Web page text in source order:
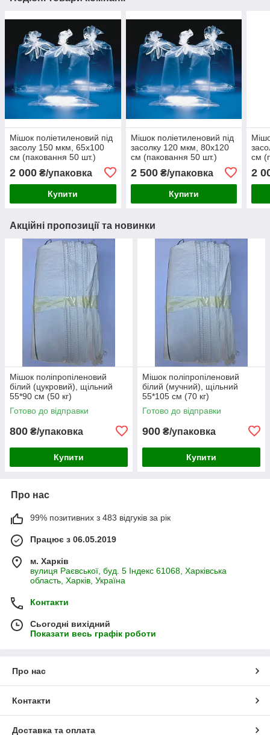
Мішок поліетиленовий під
засолу 150 мкм, 65х100
см (паковання 50 шт.)
2 000 ₴/упаковка
Купити
Мішок поліетиленовий під
засолку 120 мкм, 80х120
см (паковання 50 шт.)
2 500₴/упаковка
Купити
см
2
Акційні пропозиції та новинки
Мішок поліпропіленовий
білий (цукровий), щільний
55*90 см (50 кг)
Готово до відправки
800 ₴/упаковка
Купити
Мішок поліпропіленовий
білий (мучний), щільний
55*105 см (70 кг)
Готово до відправки
900 ₴/упаковка
Купити
Про нас
99% позитивних з 483 відгуків за рік
Працює з 06.05.2019
м. Харків
вулиця Раєвської, буд. 5 Індекс 61068, Харківська
область, Харків, Україна
Контакти
Сьогодні вихідний
Показати весь графік роботи
Про нас
Контакти
Доставка та оплата